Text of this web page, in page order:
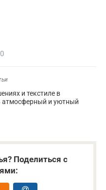
и текстиле в
атмосферный и уютный
Поделиться с